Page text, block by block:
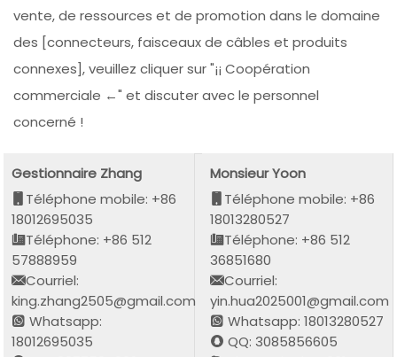
vente, de ressources et de promotion dans le domaine
des [connecteurs, faisceaux de câbles et produits
connexes], veuillez cliquer sur "¡¡ Coopération
commerciale ←" et discuter avec le personnel
concerné !
Gestionnaire Zhang
Téléphone mobile: +86
18012695035
Téléphone: +86 512
57888959
Courriel:
king.zhang2505@gmail.com
Whatsapp:
18012695035
Monsieur Yoon
Téléphone mobile: +86
18013280527
Téléphone: +86 512
36851680
Courriel:
yin.hua2025001@gmail.com
Whatsapp: 18013280527
QQ: 3085856605